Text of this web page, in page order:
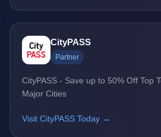
CityPASS
Partner
CityPASS - Save up to 50% Off Top
Major Cities
Visit CityPASS Today →